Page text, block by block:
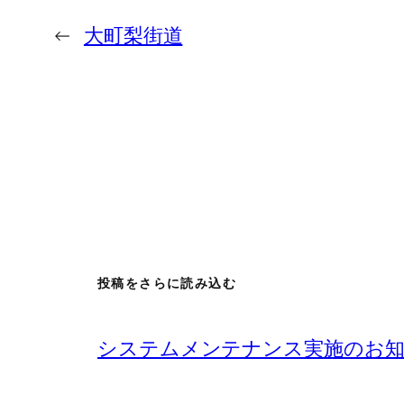
← 大町梨街道
投稿をさらに読み込む
システムメンテナンス実施のお